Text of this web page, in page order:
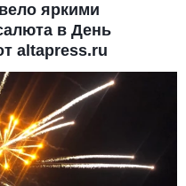
яркими
в День
altapress.ru